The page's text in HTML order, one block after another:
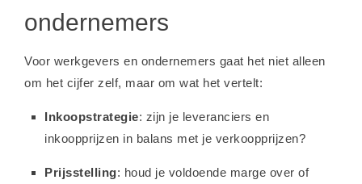
ondernemers
Voor werkgevers en ondernemers gaat het niet alleen
om het cijfer zelf, maar om wat het vertelt:
Inkoopstrategie: zijn je leveranciers en
inkoopprijzen in balans met je verkoopprijzen?
Prijsstelling: houd je voldoende marge over of